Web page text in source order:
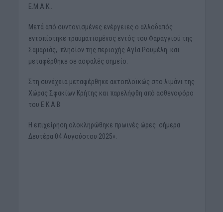
Ε.Μ.Α.Κ..
Μετά από συντονισμένες ενέργειες ο αλλοδαπός
εντοπίστηκε τραυματισμένος εντός του Φαραγγιού της
Σαμαριάς, πλησίον της περιοχής Αγία Ρουμέλη και
μεταφέρθηκε σε ασφαλές σημείο.
Στη συνέχεια μεταφέρθηκε ακτοπλοϊκώς στο λιμάνι της
Χώρας Σφακίων Κρήτης και παρελήφθη από ασθενοφόρο
του Ε.Κ.Α.Β
Η επιχείρηση ολοκληρώθηκε πρωινές ώρες σήμερα
Δευτέρα 04 Αυγούστου 2025».